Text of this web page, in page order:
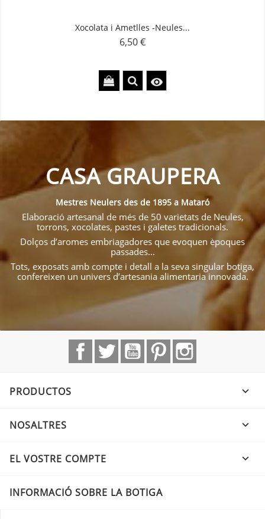
Xocolata i Ametlles -Neules...
Preu
6,50 €

CASA GRAUPERA
Mestres Neulers des de 1895 a Mataró
Elaboració artesanal de més de 50 varietats de Neules,
torrons, xocolates, pastes i galetes tradicionals.
Dolços d’aromes embriagadores que evoquen èpoques
passades...
Tots, exposats amb compte i detall a la seva singular botiga,
confereixen un univers d’artesania alimentaria innovada.
FacebookTwitter YouTubePinterest
PRODUCTOS 
NOSALTRES 
EL VOSTRE COMPTE 
INFORMACIÓ SOBRE LA BOTIGA